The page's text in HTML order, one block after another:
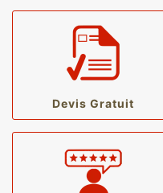
Devis Gratuit